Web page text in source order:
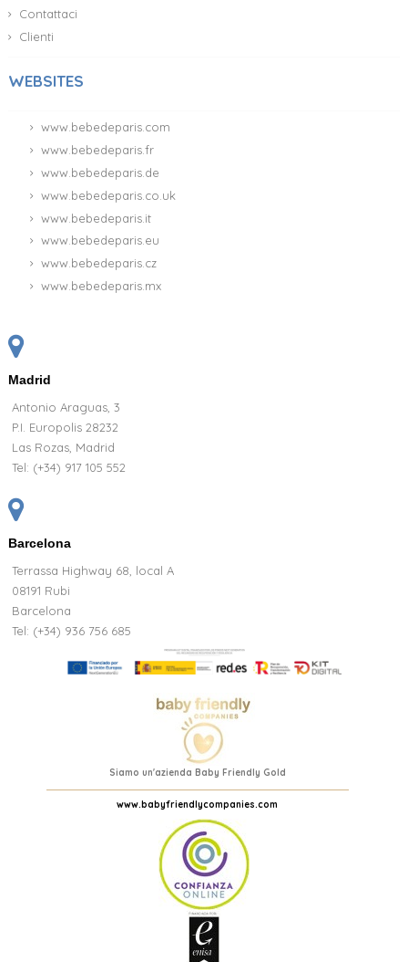
Contattaci
Clienti
WEBSITES
www.bebedeparis.com
www.bebedeparis.fr
www.bebedeparis.de
www.bebedeparis.co.uk
www.bebedeparis.it
www.bebedeparis.eu
www.bebedeparis.cz
www.bebedeparis.mx
Madrid
Antonio Araguas, 3
P.I. Europolis 28232
Las Rozas, Madrid
Tel: (+34) 917 105 552
Barcelona
Terrassa Highway 68, local A
08191 Rubi
Barcelona
Tel: (+34) 936 756 685
Siamo un'azienda Baby Friendly Gold
www.babyfriendlycompanies.com